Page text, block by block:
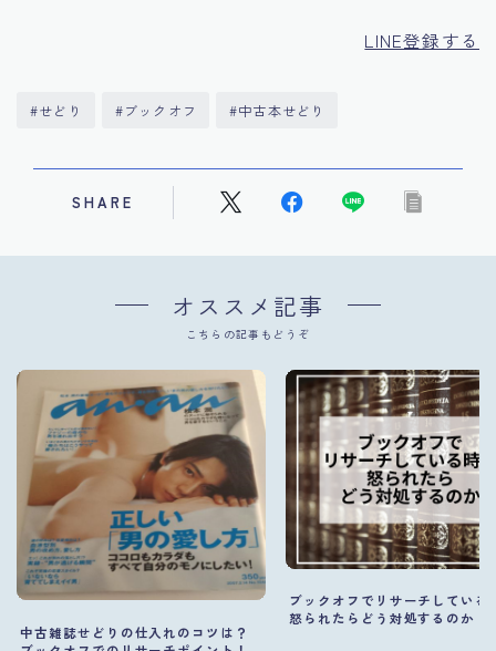
LINE登録する
#せどり #ブックオフ #中古本せどり
SHARE
オススメ記事
こちらの記事もどうぞ
中古雑誌せどりの仕入れのコツは？
ブックオフでリサーチしている
怒られたらどう対処するのか